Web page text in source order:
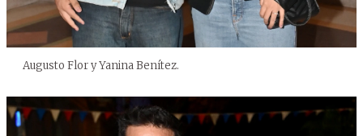
Augusto Flor y Yanina Benítez.